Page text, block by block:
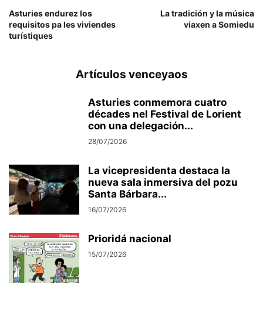
Asturies endurez los
requisitos pa les viviendes
turístiques
La tradición y la música
viaxen a Somiedu
Artículos venceyaos
Asturies conmemora cuatro
décades nel Festival de Lorient
con una delegación...
28/07/2026
La vicepresidenta destaca la
nueva sala inmersiva del pozu
Santa Bárbara...
16/07/2026
Prioridá nacional
15/07/2026